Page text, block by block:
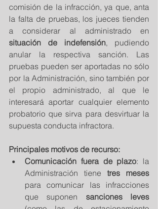
comisión de la infracción, ya que, anta
la falta de pruebas, los jueces tienden
situación de indefensión, pudiendo
anular la respectiva sanción. Las
pruebas pueden ser aportadas no sólo
por la Administración, sino también por
el propio administrado, al que le
interesará aportar cualquier elemento
probatorio que sirva para desvirtuar la
supuesta conducta infractora.
Principales motivos de recurso:
Comunicación fuera de plazo: la
Administración tiene
para comunicar las infracciones
que suponen sanciones leves